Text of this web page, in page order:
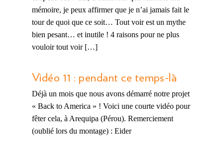
mémoire, je peux affirmer que je n’ai jamais fait le
tour de quoi que ce soit… Tout voir est un mythe
bien pesant… et inutile ! 4 raisons pour ne plus
vouloir tout voir […]
Vidéo 11 : pendant ce temps-là
Déjà un mois que nous avons démarré notre projet
« Back to America » ! Voici une courte vidéo pour
fêter cela, à Arequipa (Pérou). Remerciement
(oublié lors du montage) : Eider